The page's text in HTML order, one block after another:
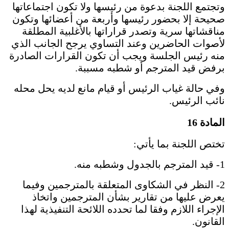
وتجتمع اللجنة بدعوة من رئيسها ولا تكون اجتماعاتها
صحيحة إلا بحضور رئيسها وأربعة من أعضائها وتكون
مناقشاتها سرية وتصدر قراراتها بالأغلبية المطلقة
لأصوات الحاضرين وعند التساوي يرجح الجانب الذي
منه رئيس الجلسة ويجب أن تكون القرارات الصادرة
برفض قيد المترجم أو شطبه مسببة.
وفي حالة غياب الرئيس أو قيام مانع لديه يحل محله
نائب الرئيس.
المادة 16
تختص اللجنة بما يأتي:
1- قيد المترجم بالجدول وشطبه منه.
2- النظر في الشكاوى المتعلقة بالمترجمين وفيما
يعرض عليها من تقارير بشأن المترجمين واتخاذ
الإجراء اللازم وفقا لما تحدده اللائحة التنفيذية لهذا
القانون.